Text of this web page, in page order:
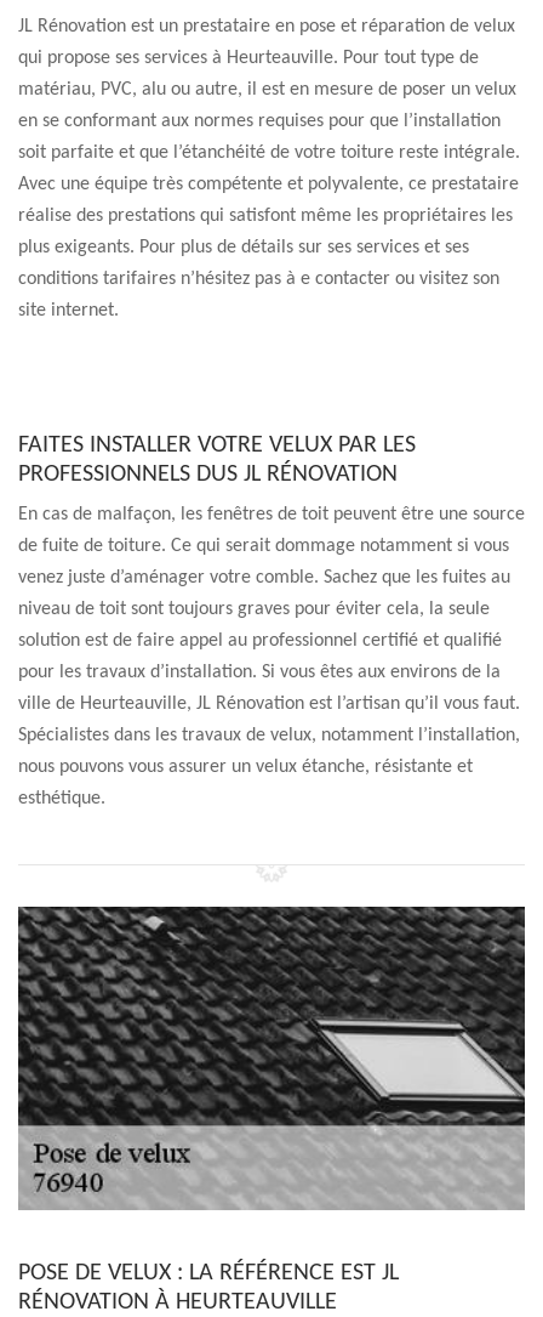
JL Rénovation est un prestataire en pose et réparation de velux
qui propose ses services à Heurteauville. Pour tout type de
matériau, PVC, alu ou autre, il est en mesure de poser un velux
en se conformant aux normes requises pour que l’installation
soit parfaite et que l’étanchéité de votre toiture reste intégrale.
Avec une équipe très compétente et polyvalente, ce prestataire
réalise des prestations qui satisfont même les propriétaires les
plus exigeants. Pour plus de détails sur ses services et ses
conditions tarifaires n’hésitez pas à e contacter ou visitez son
site internet.
FAITES INSTALLER VOTRE VELUX PAR LES
PROFESSIONNELS DUS JL RÉNOVATION
En cas de malfaçon, les fenêtres de toit peuvent être une source
de fuite de toiture. Ce qui serait dommage notamment si vous
venez juste d’aménager votre comble. Sachez que les fuites au
niveau de toit sont toujours graves pour éviter cela, la seule
solution est de faire appel au professionnel certifié et qualifié
pour les travaux d’installation. Si vous êtes aux environs de la
ville de Heurteauville, JL Rénovation est l’artisan qu’il vous faut.
Spécialistes dans les travaux de velux, notamment l’installation,
nous pouvons vous assurer un velux étanche, résistante et
esthétique.
POSE DE VELUX : LA RÉFÉRENCE EST JL
RÉNOVATION À HEURTEAUVILLE